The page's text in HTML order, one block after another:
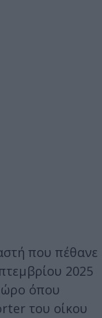
που πέθανε
2025
όπου
του οίκου